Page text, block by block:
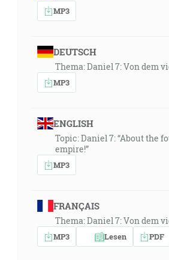
MP3
DEUTSCH
Thema: Daniel 7: Von dem
MP3
ENGLISH
Topic: Daniel 7: “About the
empire!”
MP3
FRANÇAIS
Thema: Daniel 7: Von dem
MP3 Lesen PDF